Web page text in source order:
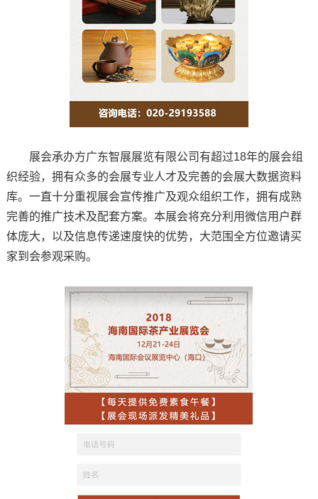
展会承办方广东智展展览有限公司有超过18年的展会组
织经验，拥有众多的会展专业人才及完善的会展大数据资料
库。一直十分重视展会宣传推广及观众组织工作，拥有成熟
完善的推广技术及配套方案。本展会将充分利用微信用户群
体庞大，以及信息传递速度快的优势，大范围全方位邀请买
家到会参观采购。